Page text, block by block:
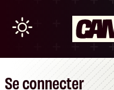
Se connecter